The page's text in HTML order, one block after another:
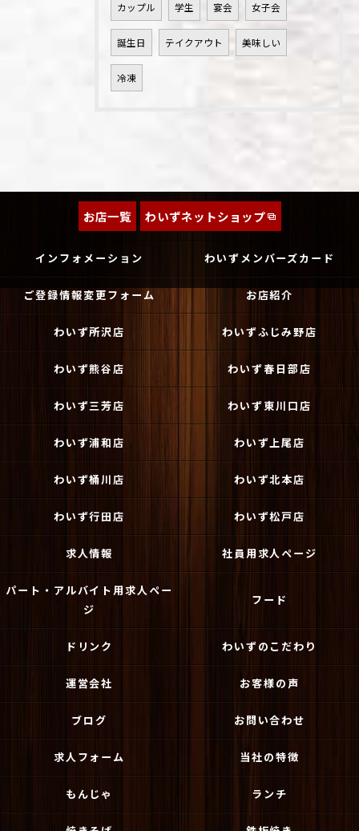
カップル 学生 宴会 女子会
誕生日 テイクアウト 美味しい
冷凍
お店一覧 わいずネットショップ
インフォメーション わいずメンバーズカード
ご登録情報変更フォーム お店紹介
わいず所沢店 わいずふじみ野店
わいず熊谷店 わいず春日部店
わいず三芳店 わいず東川口店
わいず浦和店 わいず上尾店
わいず桶川店 わいず北本店
わいず行田店 わいず松戸店
求人情報 社員用求人ページ
パート・アルバイト用求人ペー
ジ
フード
ドリンク わいずのこだわり
運営会社 お客様の声
ブログ お問い合わせ
求人フォーム 当社の特徴
もんじゃ ランチ